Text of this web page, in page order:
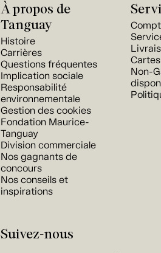
À propos de
Tanguay
Histoire
Carrières
Questions fréquentes
Implication sociale
Responsabilité
environnementale
Gestion des cookies
Fondation Maurice-
Tanguay
Division commerciale
Nos gagnants de
concours
Nos conseils et
inspirations
Non-
Suivez-nous